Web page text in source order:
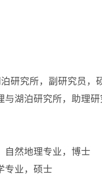
研究所，副研究员，
与湖泊研究所，助理
自然地理专业，博士
专业，硕士